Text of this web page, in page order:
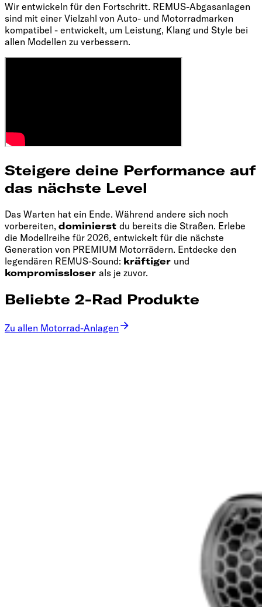
Wir entwickeln für den Fortschritt. REMUS-Abgasanlagen
sind mit einer Vielzahl von Auto- und Motorradmarken
kompatibel - entwickelt, um Leistung, Klang und Style bei
allen Modellen zu verbessern.
Steigere deine Performance auf
das nächste Level
Das Warten hat ein Ende. Während andere sich noch
vorbereiten, dominierst du bereits die Straßen. Erlebe
die Modellreihe für 2026, entwickelt für die nächste
Generation von PREMIUM Motorrädern. Entdecke den
legendären REMUS-Sound: kräftiger und
kompromissloser als je zuvor.
Beliebte 2-Rad Produkte
Zu allen Motorrad-Anlagen